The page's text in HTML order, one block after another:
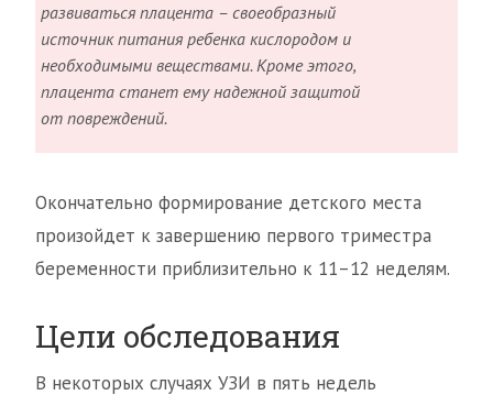
развиваться плацента – своеобразный
источник питания ребенка кислородом и
необходимыми веществами. Кроме этого,
плацента станет ему надежной защитой
от повреждений.
Окончательно формирование детского места
произойдет к завершению первого триместра
беременности приблизительно к 11–12 неделям.
Цели обследования
В некоторых случаях УЗИ в пять недель